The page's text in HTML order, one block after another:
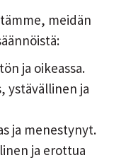
meidän
ja oikeassa.
ystävällinen ja
ja menestynyt.
ja erottua